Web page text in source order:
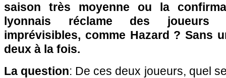
saison très moyenne ou la
lyonnais réclame des joueurs
imprévisibles, comme Hazard ? Sans
deux à la fois.
La question: De ces deux joueurs, quel